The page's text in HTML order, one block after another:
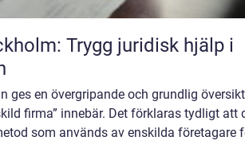
Trygg juridisk hjälp i
ges en övergripande och grundlig
firma” innebär. Det förklaras tydligt att
som används av enskilda företagare